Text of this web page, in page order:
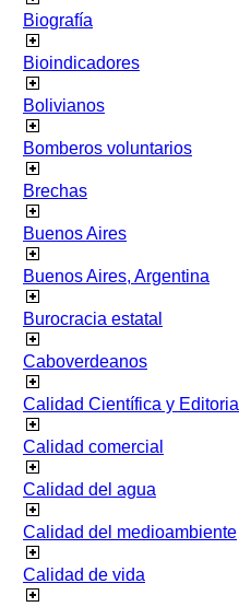
Biografía
Bioindicadores
Bolivianos
Bomberos voluntarios
Brechas
Buenos Aires
Buenos Aires, Argentina
Burocracia estatal
Caboverdeanos
Calidad Científica y Editorial
Calidad comercial
Calidad del agua
Calidad del medioambiente
Calidad de vida